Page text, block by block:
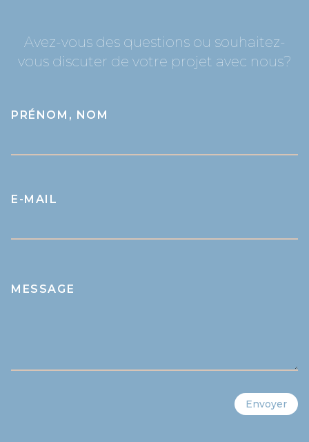
Avez-vous des questions ou souhaitez-
vous discuter de votre projet avec nous?
PRÉNOM, NOM
E-MAIL
MESSAGE
Envoyer